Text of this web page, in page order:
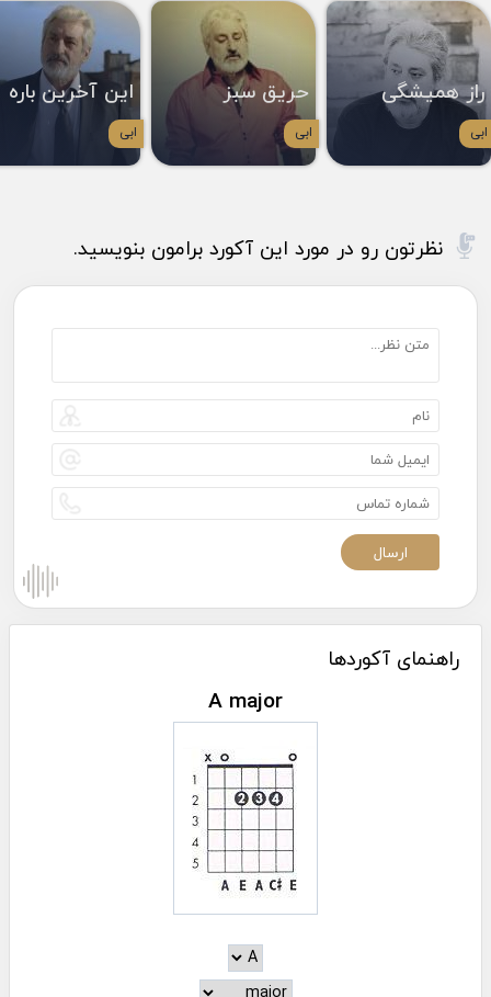
راز همیشگی
ابی
حریق سبز
ابی
این آخرین باره
ابی
نظرتون رو در مورد این آکورد برامون بنویسید.
راهنمای آکوردها
A major